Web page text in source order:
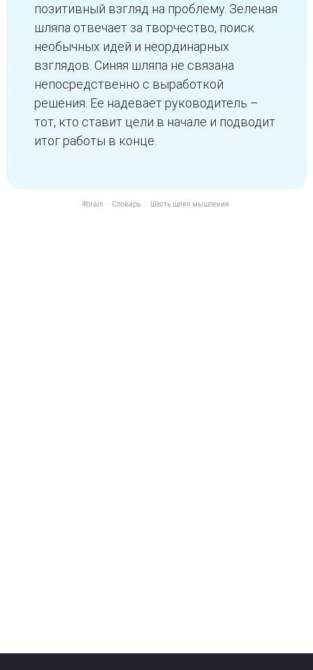
позитивный взгляд на проблему. Зеленая
шляпа отвечает за творчество, поиск
необычных идей и неординарных
взглядов. Синяя шляпа не связана
непосредственно с выработкой
решения. Ее надевает руководитель –
тот, кто ставит цели в начале и подводит
итог работы в конце.
4brain - Словарь - Шесть шляп мышления